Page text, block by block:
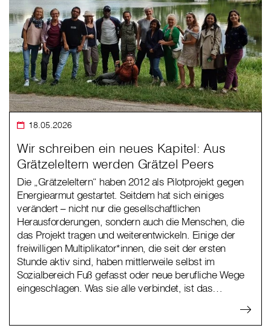
18.05.2026
Wir schreiben ein neues Kapitel: Aus
Grätzeleltern werden Grätzel Peers
Die „Grätzeleltern“ haben 2012 als Pilotprojekt gegen
Energiearmut gestartet. Seitdem hat sich einiges
verändert – nicht nur die gesellschaftlichen
Herausforderungen, sondern auch die Menschen, die
das Projekt tragen und weiterentwickeln. Einige der
freiwilligen Multiplikator*innen, die seit der ersten
Stunde aktiv sind, haben mittlerweile selbst im
Sozialbereich Fuß gefasst oder neue berufliche Wege
eingeschlagen. Was sie alle verbindet, ist das…